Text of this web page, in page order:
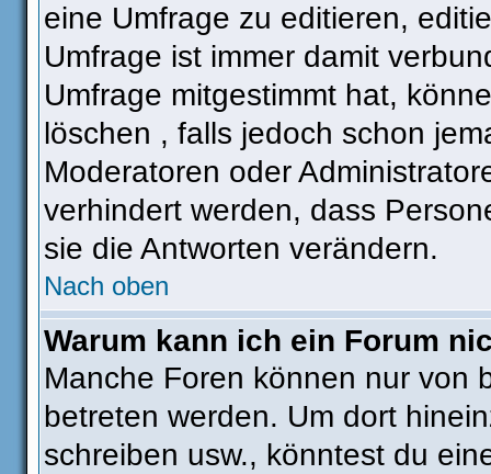
eine Umfrage zu editieren,
Umfrage ist immer damit
Umfrage mitgestimmt hat,
löschen , falls jedoch schon
Moderatoren oder
verhindert werden, dass
sie die Antworten verändern.
Nach oben
Warum kann ich ein Forum
Manche Foren können nur von
betreten werden. Um dort
schreiben usw., könntest du